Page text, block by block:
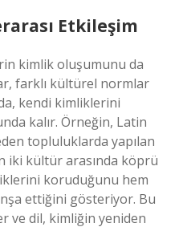
Etkileşim
kimlik oluşumunu da
farklı kültürel normlar
kendi kimliklerini
kalır. Örneğin, Latin
topluluklarda yapılan
iki kültür arasında köprü
koruduğunu hem
ettiğini gösteriyor. Bu
ve dil, kimliğin yeniden